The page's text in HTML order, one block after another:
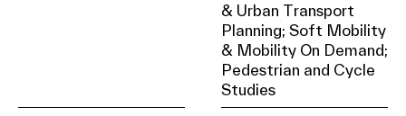
& Urban Transport
Planning; Soft Mobility
& Mobility On Demand;
Pedestrian and Cycle
Studies